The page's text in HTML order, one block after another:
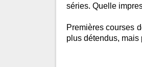
séries. Quelle
Premières courses
plus détendus, mais